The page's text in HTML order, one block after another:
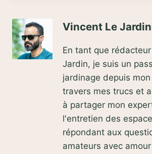
Vincent Le
En tant que
Jardin, je suis un
jardinage depuis
travers mes trucs et
à partager mon
l'entretien des
répondant aux
amateurs avec